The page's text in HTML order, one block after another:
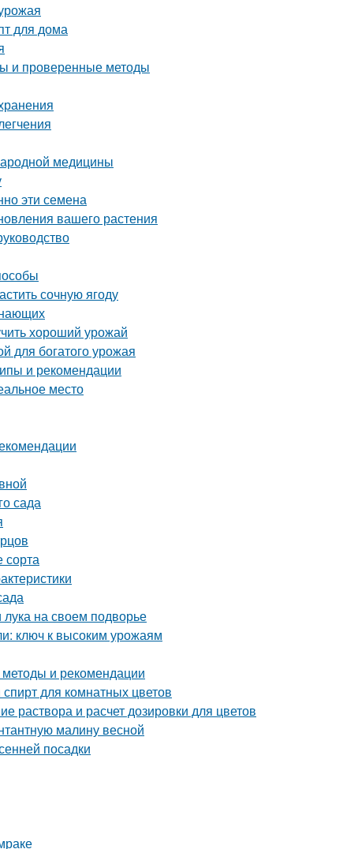
для дома
и проверенные методы
медицины
эти семена
вашего растения
сочную ягоду
хороший урожай
для богатого урожая
и рекомендации
место
сада
сорта
на своем подворье
ключ к высоким урожаям
и рекомендации
для комнатных цветов
раствора и расчет дозировки для цветов
малину весной
посадки